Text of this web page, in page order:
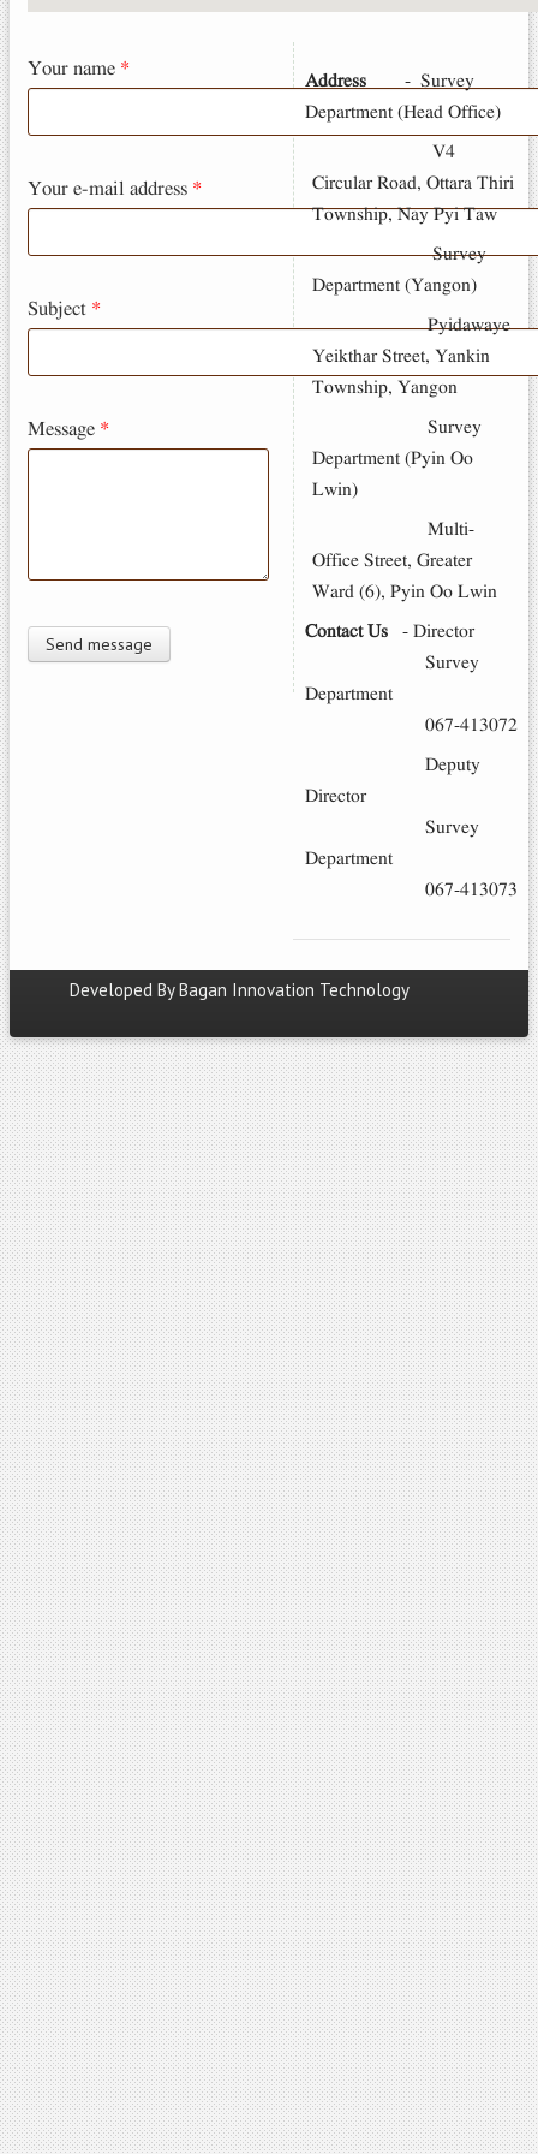
Your name *
Your e-mail address *
Subject *
Message *
Address-Survey
Department (Head Office)
V4
Circular Road, Ottara Thiri
Township, Nay Pyi Taw
Survey
Department (Yangon)
Pyidawaye
Yeikthar Street, Yankin
Township, Yangon
Survey
Department (Pyin Oo
Lwin)
Multi-
Office Street, Greater
Ward (6), Pyin Oo Lwin
Contact Us-Director
Survey
Department
067-413072
Deputy
Director
Survey
Department
067-413073
Developed ByBagan Innovation Technology